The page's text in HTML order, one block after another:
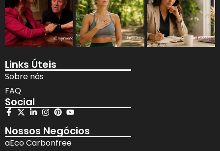
Links Úteis
Sobre nós
FAQ
Social
Nossos Negócios
aEco Carbonfree